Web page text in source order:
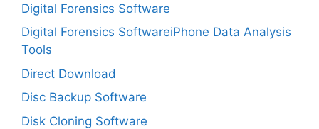
Digital Forensics Software
Digital Forensics SoftwareiPhone Data Analysis
Tools
Direct Download
Disc Backup Software
Disk Cloning Software